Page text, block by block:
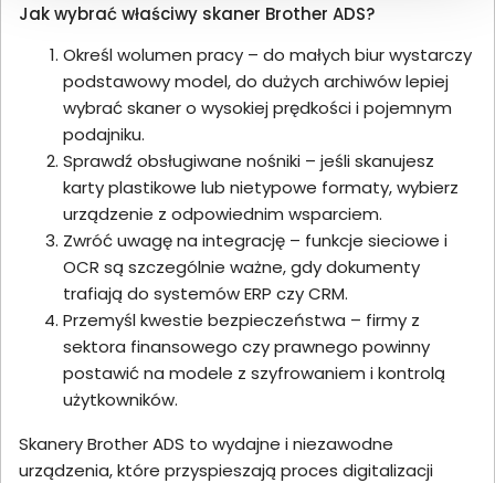
Jak wybrać właściwy skaner Brother ADS?
Określ wolumen pracy – do małych biur wystarczy
podstawowy model, do dużych archiwów lepiej
wybrać skaner o wysokiej prędkości i pojemnym
podajniku.
Sprawdź obsługiwane nośniki – jeśli skanujesz
karty plastikowe lub nietypowe formaty, wybierz
urządzenie z odpowiednim wsparciem.
Zwróć uwagę na integrację – funkcje sieciowe i
OCR są szczególnie ważne, gdy dokumenty
trafiają do systemów ERP czy CRM.
Przemyśl kwestie bezpieczeństwa – firmy z
sektora finansowego czy prawnego powinny
postawić na modele z szyfrowaniem i kontrolą
użytkowników.
Skanery Brother ADS to wydajne i niezawodne
urządzenia, które przyspieszają proces digitalizacji